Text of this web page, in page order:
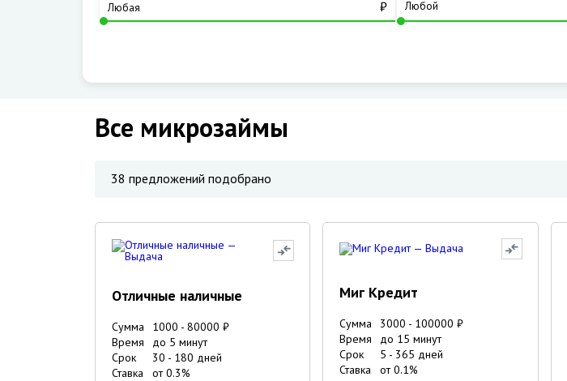
₽
Все микрозаймы
38 предложений подобрано
Отличные наличные
Сумма 1000 - 80000 ₽
Время
до 5 минут
Срок
30 - 180 дней
Ставка
от0.3%
Миг Кредит
Сумма 3000 - 100000 ₽
Время
до 15 минут
Срок
5 - 365 дней
Ставка
от0.1%